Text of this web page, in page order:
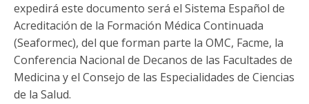
expedirá este documento será el Sistema Español de
Acreditación de la Formación Médica Continuada
(Seaformec), del que forman parte la OMC, Facme, la
Conferencia Nacional de Decanos de las Facultades de
Medicina y el Consejo de las Especialidades de Ciencias
de la Salud.